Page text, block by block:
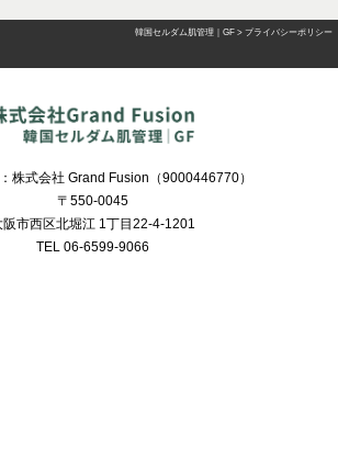
韓国セルダム肌管理｜GF > プライバシーポリシー
株式会社 Grand Fusion（9000446770）
〒550-0045
阪市西区北堀江 1丁目22-4-1201
TEL 06-6599-9066